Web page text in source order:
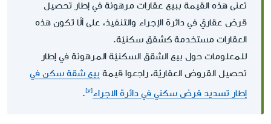
تعنى هذه القيمة ببيع عقارات مرهونة في إطار تحصيل
قرض عقاريّ في دائرة الإجراء والتنفيذ، على ألّا تكون هذه
العقارات مستخدمة كشقق سكنيّة.
للمعلومات حول بيع الشقق السكنيّة المرهونة في إطار
تحصيل القروض العقاريّة، راجعوا قيمة بيع شقة سكن في
إطار تسديد قرض سكني في دائرة الاجراء
.